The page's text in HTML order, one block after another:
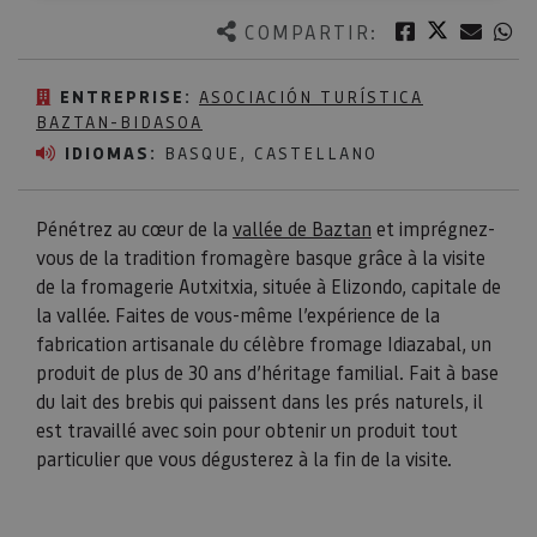
COMPARTIR: Facebook
Twitter
ENTREPRISE: ASOCIACIÓN TURÍSTICA
BAZTAN-BIDASOA
IDIOMAS: BASQUE, CASTELLANO
Pénétrez au cœur de la vallée de Baztan et imprégnez-
vous de la tradition fromagère basque grâce à la visite
de la fromagerie Autxitxia, située à Elizondo, capitale de
la vallée. Faites de vous-même l’expérience de la
fabrication artisanale du célèbre fromage Idiazabal, un
produit de plus de 30 ans d’héritage familial. Fait à base
du lait des brebis qui paissent dans les prés naturels, il
est travaillé avec soin pour obtenir un produit tout
particulier que vous dégusterez à la fin de la visite.